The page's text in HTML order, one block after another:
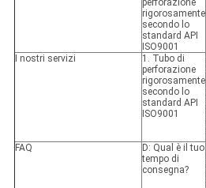
perforazione
rigorosamente
secondo lo
standard API
ISO9001
I nostri servizi
1. Tubo di
perforazione
rigorosamente
secondo lo
standard API
ISO9001
FAQ
D: Qual è il tuo
tempo di
consegna?